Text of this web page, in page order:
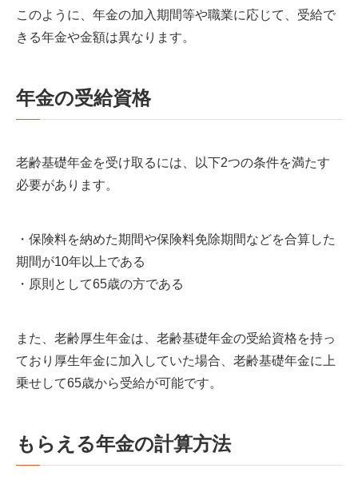
このように、年金の加入期間等や職業に応じて、受給で
きる年金や金額は異なります。
年金の受給資格
老齢基礎年金を受け取るには、以下2つの条件を満たす
必要があります。
・保険料を納めた期間や保険料免除期間などを合算した
期間が10年以上である
・原則として65歳の方である
また、老齢厚生年金は、老齢基礎年金の受給資格を持っ
ており厚生年金に加入していた場合、老齢基礎年金に上
乗せして65歳から受給が可能です。
もらえる年金の計算方法